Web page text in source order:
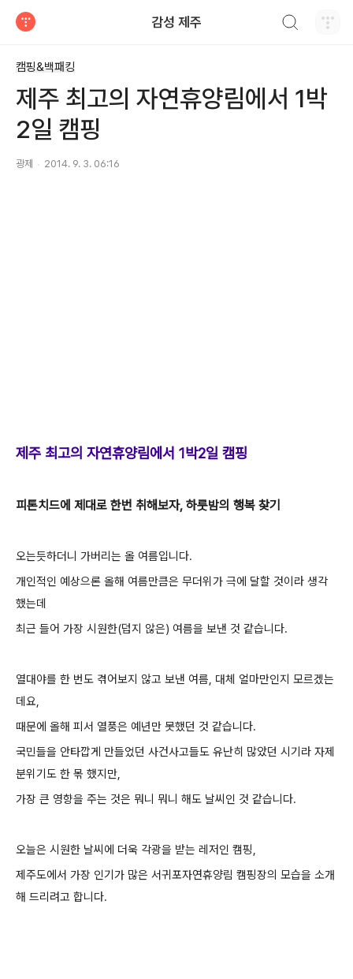
감성 제주
캠핑&백패킹
제주 최고의 자연휴양림에서 1박
2일 캠핑
광제 2014. 9. 3. 06:16
제주 최고의 자연휴양림에서 1박2일 캠핑
피톤치드에 제대로 한번 취해보자, 하룻밤의 행복 찾기
오는듯하더니 가버리는 올 여름입니다.
개인적인 예상으론 올해 여름만큼은 무더위가 극에 달할 것이라 생각
했는데
최근 들어 가장 시원한(덥지 않은) 여름을 보낸 것 같습니다.
열대야를 한 번도 겪어보지 않고 보낸 여름, 대체 얼마만인지 모르겠는
데요,
때문에 올해 피서 열풍은 예년만 못했던 것 같습니다.
국민들을 안타깝게 만들었던 사건사고들도 유난히 많았던 시기라 자제
분위기도 한 몪 했지만,
가장 큰 영향을 주는 것은 뭐니 뭐니 해도 날씨인 것 같습니다.
오늘은 시원한 날씨에 더욱 각광을 받는 레저인 캠핑,
제주도에서 가장 인기가 많은 서귀포자연휴양림 캠핑장의 모습을 소개
해 드리려고 합니다.